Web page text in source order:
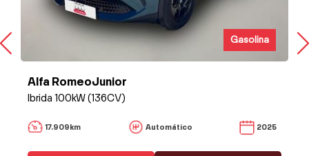
Gasolina
Alfa RomeoJunior
Ibrida 100kW (136CV)
17.909km Automático 2025